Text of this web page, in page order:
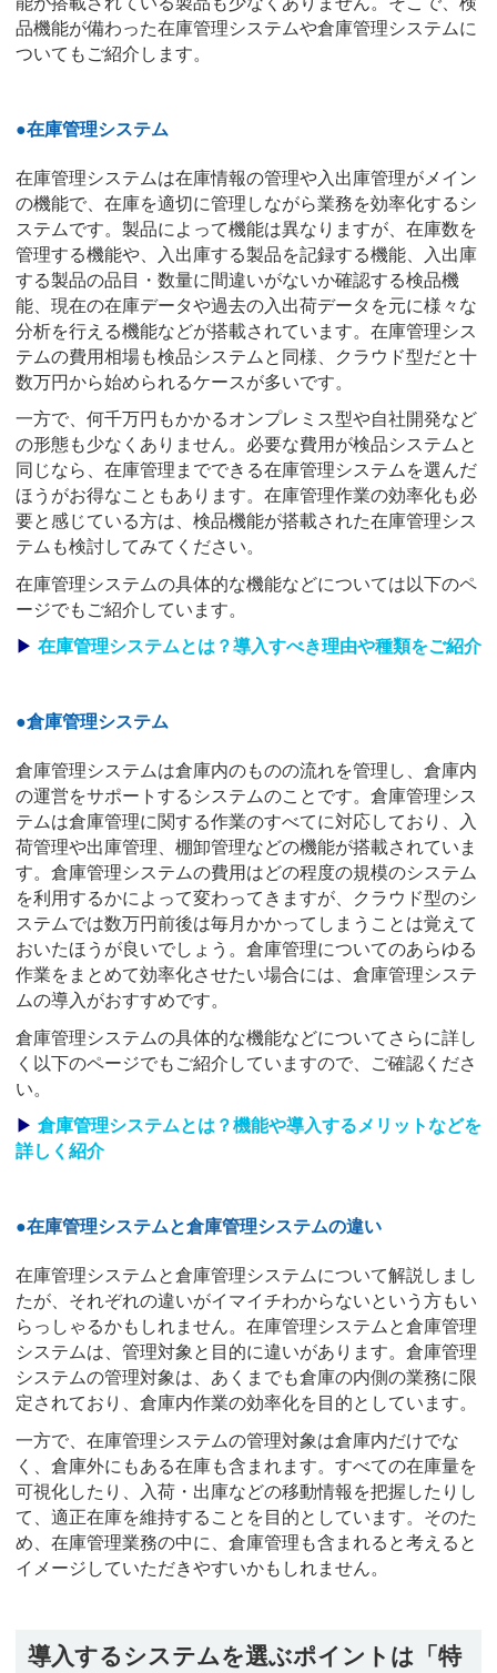
品機能が備わった在庫管理システムや倉庫管理システムに
ついてもご紹介します。
●在庫管理システム
在庫管理システムは在庫情報の管理や入出庫管理がメイン
の機能で、在庫を適切に管理しながら業務を効率化するシ
ステムです。製品によって機能は異なりますが、在庫数を
管理する機能や、入出庫する製品を記録する機能、入出庫
する製品の品目・数量に間違いがないか確認する検品機
能、現在の在庫データや過去の入出荷データを元に様々な
分析を行える機能などが搭載されています。在庫管理シス
テムの費用相場も検品システムと同様、クラウド型だと十
数万円から始められるケースが多いです。
一方で、何千万円もかかるオンプレミス型や自社開発など
の形態も少なくありません。必要な費用が検品システムと
同じなら、在庫管理までできる在庫管理システムを選んだ
ほうがお得なこともあります。在庫管理作業の効率化も必
要と感じている方は、検品機能が搭載された在庫管理シス
テムも検討してみてください。
在庫管理システムの具体的な機能などについては以下のペ
ージでもご紹介しています。
▶ 在庫管理システムとは？導入すべき理由や種類をご紹介
●倉庫管理システム
倉庫管理システムは倉庫内のものの流れを管理し、倉庫内
の運営をサポートするシステムのことです。倉庫管理シス
テムは倉庫管理に関する作業のすべてに対応しており、入
荷管理や出庫管理、棚卸管理などの機能が搭載されていま
す。倉庫管理システムの費用はどの程度の規模のシステム
を利用するかによって変わってきますが、クラウド型のシ
ステムでは数万円前後は毎月かかってしまうことは覚えて
おいたほうが良いでしょう。倉庫管理についてのあらゆる
作業をまとめて効率化させたい場合には、倉庫管理システ
ムの導入がおすすめです。
倉庫管理システムの具体的な機能などについてさらに詳し
く以下のページでもご紹介していますので、ご確認くださ
い。
▶ 倉庫管理システムとは？機能や導入するメリットなどを
詳しく紹介
●在庫管理システムと倉庫管理システムの違い
在庫管理システムと倉庫管理システムについて解説しまし
たが、それぞれの違いがイマイチわからないという方もい
らっしゃるかもしれません。在庫管理システムと倉庫管理
システムは、管理対象と目的に違いがあります。倉庫管理
システムの管理対象は、あくまでも倉庫の内側の業務に限
定されており、倉庫内作業の効率化を目的としています。
一方で、在庫管理システムの管理対象は倉庫内だけでな
く、倉庫外にもある在庫も含まれます。すべての在庫量を
可視化したり、入荷・出庫などの移動情報を把握したりし
て、適正在庫を維持することを目的としています。そのた
め、在庫管理業務の中に、倉庫管理も含まれると考えると
イメージしていただきやすいかもしれません。
導入するシステムを選ぶポイントは「特